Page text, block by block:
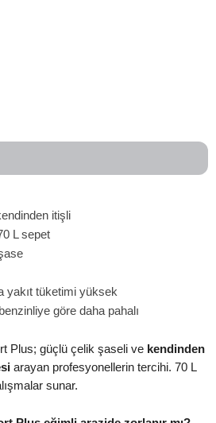
itişli
L sepet
yakıt tüketimi yüksek
göre daha pahalı
Plus; güçlü çelik şaseli ve kendinden
arayan profesyonellerin tercihi. 70 L
sunar.